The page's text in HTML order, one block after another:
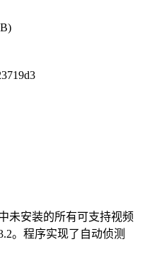
未安装的所有可支持视频
。程序实现了自动侦测